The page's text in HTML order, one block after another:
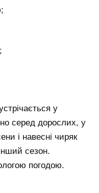
у
серед дорослих, у
і навесні чиряк
сезон.
погодою.